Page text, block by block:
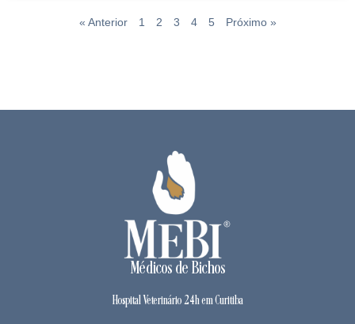
« Anterior 1 2 3 4 5 Próximo »
Médicos de Bichos
Hospital Veterinário 24h em Curitiba